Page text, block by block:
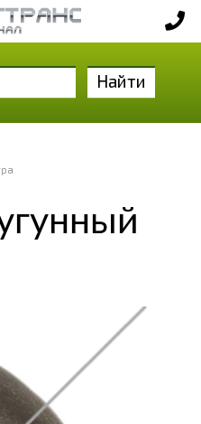
Найти